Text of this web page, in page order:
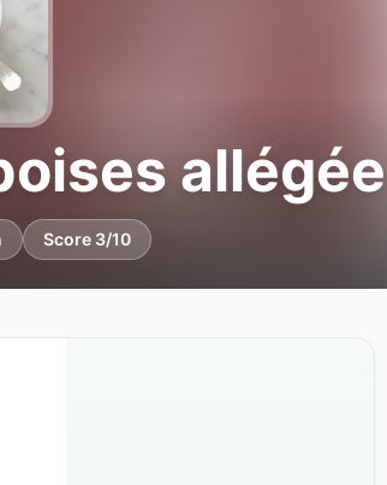
allégée
Score 3/10